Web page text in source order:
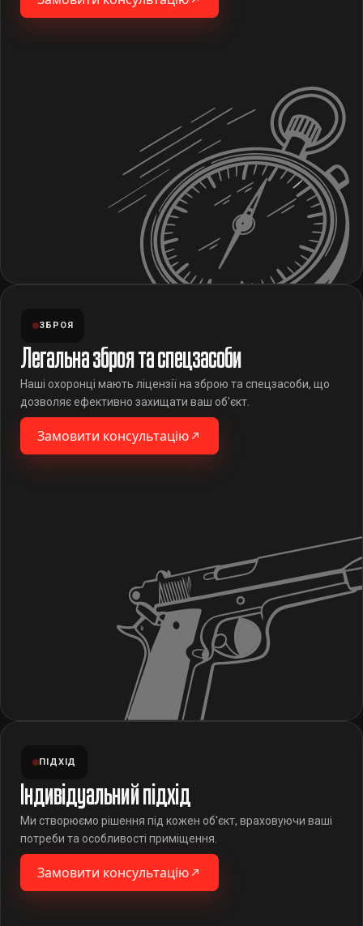
ЗБРОЯ
Легальна зброя та спецзасоби
Наші охоронці мають ліцензії на зброю та спецзасоби, що
дозволяє ефективно захищати ваш об'єкт.
Замовити консультацію
ПІДХІД
Індивідуальний підхід
Ми створюємо рішення під кожен об'єкт, враховуючи ваші
потреби та особливості приміщення.
Замовити консультацію